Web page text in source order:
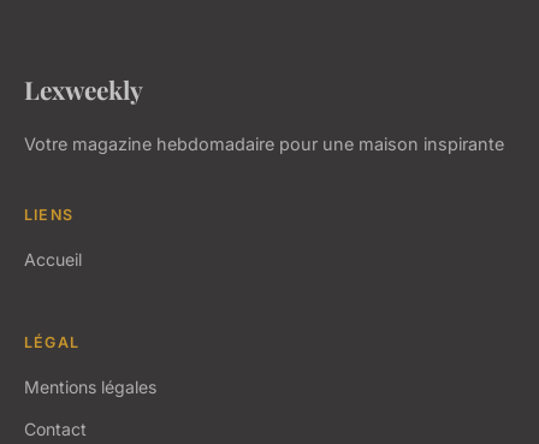
Lexweekly
Votre magazine hebdomadaire pour une maison inspirante
LIENS
Accueil
LÉGAL
Mentions légales
Contact